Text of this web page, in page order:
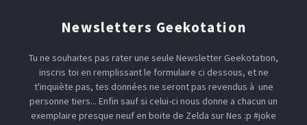
Newsletters Geekotation
Tu ne souhaites pas rater une seule Newsletter Geekotation,
inscris toi en remplissant le formulaire ci dessous, et ne
t'inquiète pas, tes données ne seront pas revendus à une
personne tiers... Enfin sauf si celui-ci nous donne a chacun un
exemplaire presque neuf en boite de Zelda sur Nes :p #joke